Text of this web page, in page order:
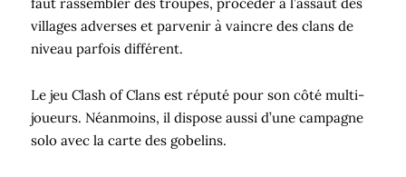
villages adverses et parvenir à vaincre des clans de
niveau parfois différent.
Le jeu Clash of Clans est réputé pour son côté multi-
joueurs. Néanmoins, il dispose aussi d’une campagne
solo avec la carte des gobelins.